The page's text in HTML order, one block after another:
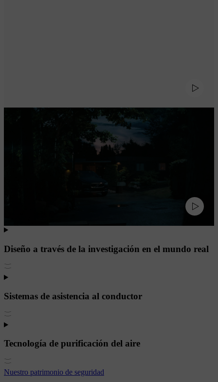
Diseño a través de la investigación en el mundo real
Sistemas de asistencia al conductor
Tecnología de purificación del aire
Nuestro patrimonio de seguridad